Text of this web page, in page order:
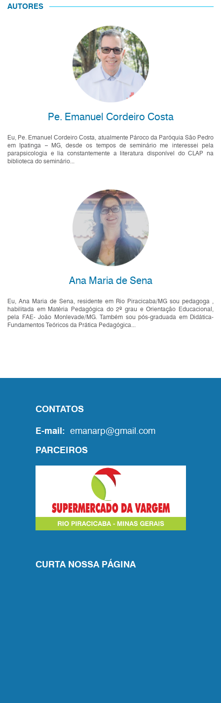
AUTORES
Pe. Emanuel Cordeiro Costa
Eu, Pe. Emanuel Cordeiro Costa, atualmente Pároco da Paróquia São Pedro
em Ipatinga – MG, desde os tempos de seminário me interessei pela
parapsicologia e lia constantemente a literatura disponível do CLAP na
biblioteca do seminário...
Ana Maria de Sena
Eu, Ana Maria de Sena, residente em Rio Piracicaba/MG sou pedagoga ,
habilitada em Matéria Pedagógica do 2º grau e Orientação Educacional,
pela FAE- João Monlevade/MG. Também sou pós-graduada em Didática-
Fundamentos Teóricos da Prática Pedagógica...
CONTATOS
E-mail: emanarp@gmail.com
PARCEIROS
CURTA NOSSA PÁGINA